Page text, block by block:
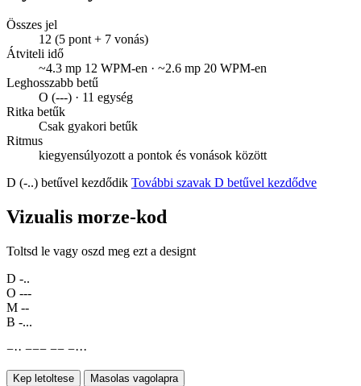
Összes jel
12 (5 pont + 7 vonás)
Átviteli idő
~4.3 mp 12 WPM-en · ~2.6 mp 20 WPM-en
Leghosszabb betű
O (---) · 11 egység
Ritka betűk
Csak gyakori betűk
Ritmus
kiegyensúlyozott a pontok és vonások között
D (-..) betűvel kezdődik További szavak D betűvel kezdődve
Vizualis morze-kod
Toltsd le vagy oszd meg ezt a designt
D -..
O ---
M --
B -...
−·· −−− −− −···
Kep letoltese Masolas vagolapra